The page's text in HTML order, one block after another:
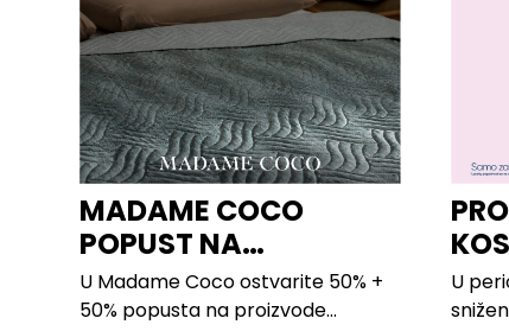
MADAME COCO
POPUST NA
PROIZVODE ZA
SPAVAĆU SOBU
U Madame Coco ostvarite 50% +
50% popusta na proizvode...
U